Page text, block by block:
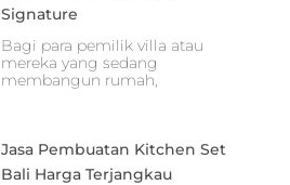
Signature
Bagi para pemilik villa atau
mereka yang sedang
membangun rumah,
Jasa Pembuatan Kitchen Set
Bali Harga Terjangkau